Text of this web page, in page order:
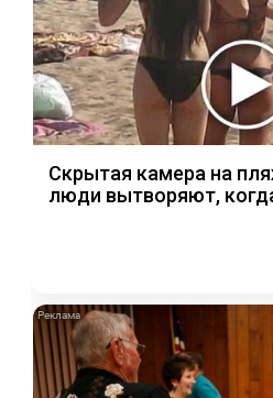
Скрытая камера на
люди вытворяют,